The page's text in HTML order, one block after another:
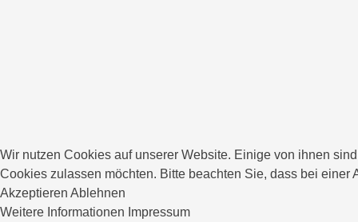
Wir nutzen Cookies auf unserer Website. Einige von ihnen
Cookies zulassen möchten. Bitte beachten Sie, dass bei
Akzeptieren Ablehnen
Weitere Informationen Impressum